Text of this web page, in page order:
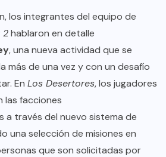
los integrantes del equipo de
2hablaron en detalle
, una nueva actividad que se
más de una vez y con un desafío
En Los Desertores, los jugadores
las facciones
a través del nuevo sistema de
una selección de misiones en
que son solicitadas por